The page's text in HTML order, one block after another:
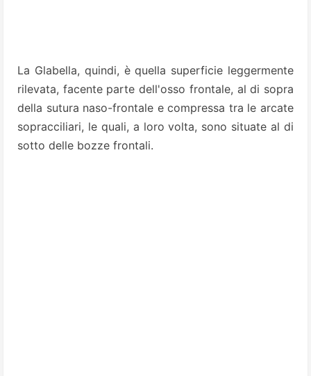
La Glabella, quindi, è quella superficie leggermente
rilevata, facente parte dell'osso frontale, al di sopra
della sutura naso-frontale e compressa tra le arcate
sopracciliari, le quali, a loro volta, sono situate al di
sotto delle bozze frontali.